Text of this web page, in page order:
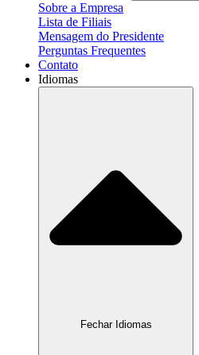
Sobre a Empresa
Lista de Filiais
Mensagem do Presidente
Perguntas Frequentes
Contato
Idiomas
Fechar Idiomas